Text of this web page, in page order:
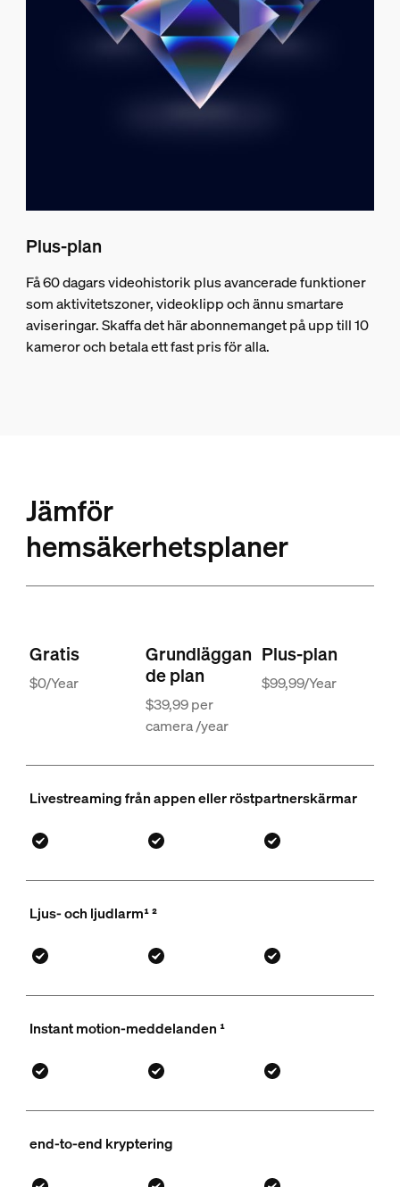
Plus-plan
Få 60 dagars videohistorik plus avancerade funktioner
som aktivitetszoner, videoklipp och ännu smartare
aviseringar. Skaffa det här abonnemanget på upp till 10
kameror och betala ett fast pris för alla.
Jämför
hemsäkerhetsplaner
Gratis
$0/Year
Grundläggan
de plan
$39,99 per
camera /year
Plus-plan
$99,99/Year
Livestreaming från appen eller röstpartnerskärmar
Ljus- och ljudlarm¹ ²
Instant motion-meddelanden ¹
end-to-end kryptering